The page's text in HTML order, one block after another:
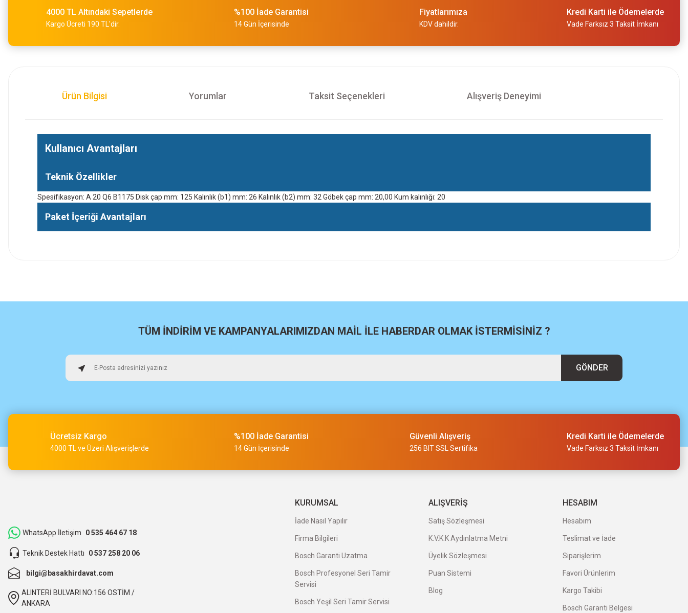
4000 TL Altındaki Sepetlerde
Kargo Ücreti 190 TL'dir.
%100 İade Garantisi
14 Gün İçerisinde
Fiyatlarımıza
KDV dahildir.
Kredi Karti ile Ödemelerde
Vade Farksız 3 Taksit İmkanı
Ürün Bilgisi Yorumlar Taksit Seçenekleri Alışveriş Deneyimi
Kullanıcı Avantajları
Teknik Özellikler
Spesifikasyon: A 20 Q6 B1175 Disk çap mm: 125 Kalınlık (b1) mm: 26 Kalınlık (b2) mm: 32 Göbek çap mm: 20,00 Kum kalınlığı: 20
Paket İçeriği Avantajları
Osman Alper | 15/05/2026
Müşteri iletişimi kusursuz birde ürün siparişini veriyoruz teslimi 24 saat sürmüyor
ilgili satıcı,güzel paketleme,hızlı kargolama. sıkıntısız bir alışveriş oldu.
O... B... | 07/03/2026
bunca zaman kendimize eziyet etmişiz aslında.
TÜM İNDİRİM VE KAMPANYALARIMIZDAN MAİL İLE HABERDAR OLMAK İSTERMİSİNİZ ?
GÖNDER
Ücretsiz Kargo
4000 TL ve Üzeri Alışverişlerde
%100 İade Garantisi
14 Gün İçerisinde
Güvenli Alışveriş
256 BIT SSL Sertifika
Kredi Karti ile Ödemelerde
Vade Farksız 3 Taksit İmkanı
WhatsApp İletişim 0 535 464 67 18
Teknik Destek Hattı 0 537 258 20 06
bilgi@basakhirdavat.com
ALINTERİ BULVARI NO:156 OSTİM /
ANKARA
KURUMSAL
İade Nasıl Yapılır
Firma Bilgileri
Bosch Garanti Uzatma
Bosch Profesyonel Seri Tamir
Servisi
Bosch Yeşil Seri Tamir Servisi
ALIŞVERİŞ
Satış Sözleşmesi
K.V.K.K Aydınlatma Metni
Üyelik Sözleşmesi
Puan Sistemi
Blog
HESABIM
Hesabım
Teslimat ve İade
Siparişlerim
Favori Ürünlerim
Kargo Takibi
Bosch Garanti Belgesi